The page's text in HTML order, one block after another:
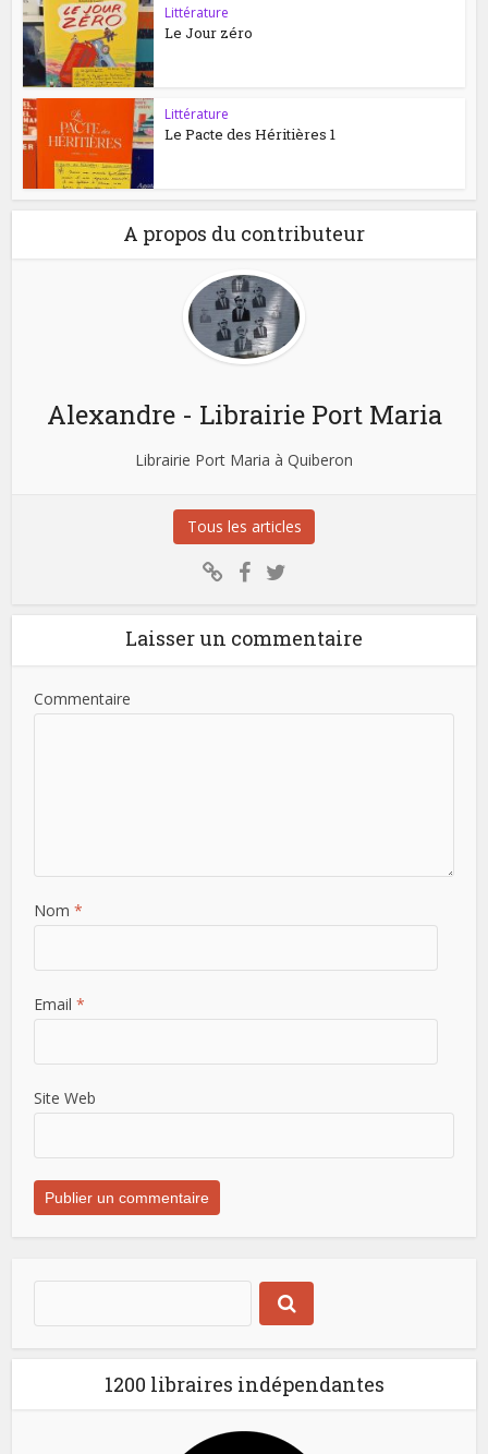
Littérature
Le Jour zéro
Littérature
Le Pacte des Héritières 1
A propos du contributeur
Alexandre - Librairie Port Maria
Librairie Port Maria à Quiberon
Tous les articles
Laisser un commentaire
Commentaire
Nom *
Email *
Site Web
1200 libraires indépendantes